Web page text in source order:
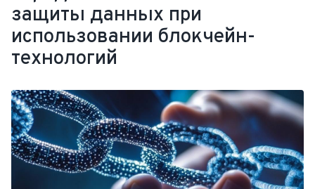
защиты данных при
использовании блокчейн-
технологий